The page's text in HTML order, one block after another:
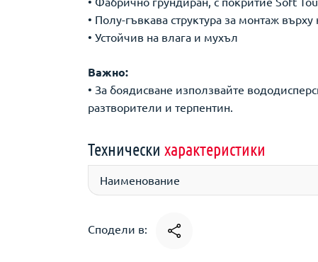
• Полу-гъвкава структура за монтаж
• Устойчив на влага и мухъл
Важно:
• За боядисване използвайте
разтворители и терпентин.
Технически характеристики
Наименование
Сподели в: